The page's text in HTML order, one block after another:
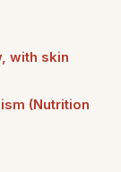
with skin
(Nutrition